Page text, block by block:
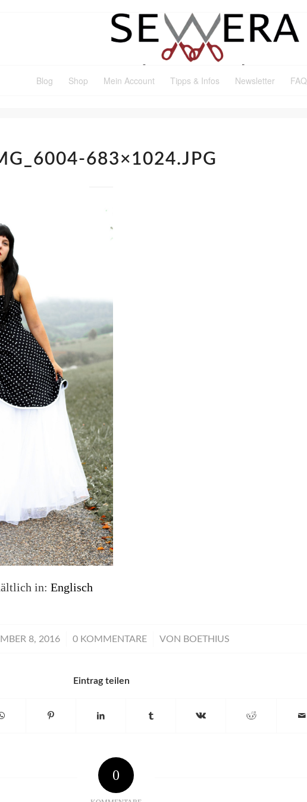
Blog Shop Mein Account Tipps & Infos Newsletter FAQ
683×1024.JPG
in:Englisch
8, 2016
/ 0 KOMMENTARE
/ VON BOETHIUS
Eintrag teilen
0